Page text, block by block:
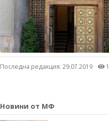
Последна редакция: 29.07.2019
Новини от МФ